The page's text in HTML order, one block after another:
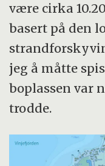
være cirka
basert på den
jeg å måtte
boplassen var
trodde.